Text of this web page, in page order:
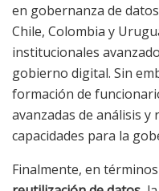
en gobernanza de
Chile, Colombia y
institucionales
gobierno digital. Sin
formación de
avanzadas de análisis y
capacidades para la
Finalmente, en